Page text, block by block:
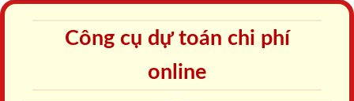
Công cụ dự toán chi phí
online